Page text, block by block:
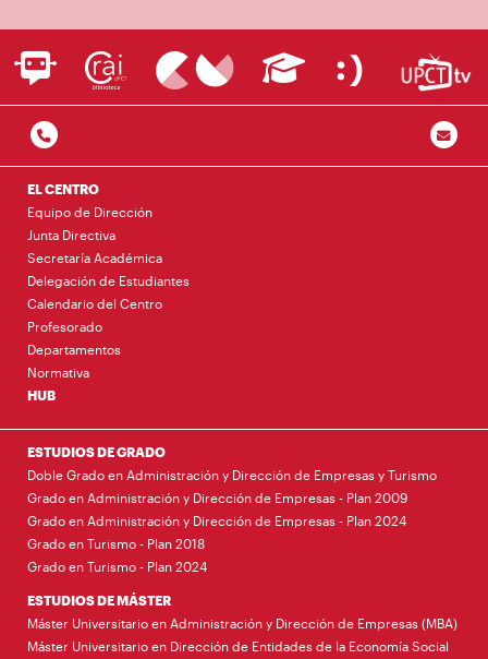
EL CENTRO
Equipo de Dirección
Junta Directiva
Secretaría Académica
Delegación de Estudiantes
Calendario del Centro
Profesorado
Departamentos
Normativa
HUB
ESTUDIOS DE GRADO
Doble Grado en Administración y Dirección de Empresas y Turismo
Grado en Administración y Dirección de Empresas - Plan 2009
Grado en Administración y Dirección de Empresas - Plan 2024
Grado en Turismo - Plan 2018
Grado en Turismo - Plan 2024
ESTUDIOS DE MÁSTER
Máster Universitario en Administración y Dirección de Empresas (MBA)
Máster Universitario en Dirección de Entidades de la Economía Social